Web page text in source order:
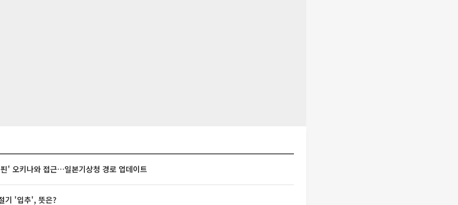
' 오키나와 접근…일본기상청 경로 업데이트
기 '입추', 뜻은?